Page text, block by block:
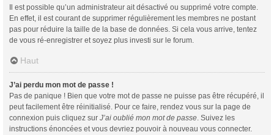
Il est possible qu’un administrateur ait désactivé ou supprimé votre compte.
En effet, il est courant de supprimer régulièrement les membres ne postant
pas pour réduire la taille de la base de données. Si cela vous arrive, tentez
de vous ré-enregistrer et soyez plus investi sur le forum.
Haut
J’ai perdu mon mot de passe !
Pas de panique ! Bien que votre mot de passe ne puisse pas être récupéré, il
peut facilement être réinitialisé. Pour ce faire, rendez vous sur la page de
connexion puis cliquez sur J’ai oublié mon mot de passe. Suivez les
instructions énoncées et vous devriez pouvoir à nouveau vous connecter.